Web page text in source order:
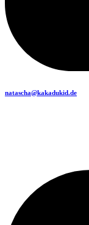
natascha@kakadukid.de